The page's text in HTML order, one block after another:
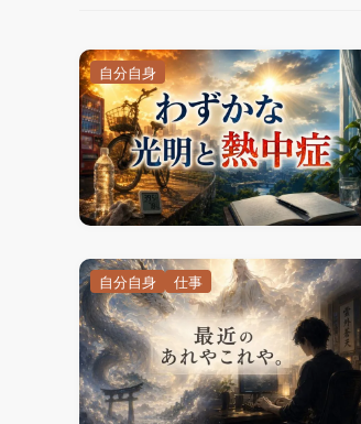
自分自身
自分自身 仕事